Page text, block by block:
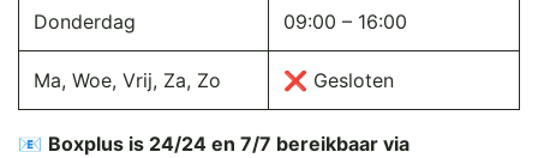
Donderdag 09:00 – 16:00
Ma, Woe, Vrij, Za, Zo ❌ Gesloten
📧 Boxplus is 24/24 en 7/7 bereikbaar via